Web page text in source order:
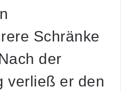
Schränke
der
verließ er den